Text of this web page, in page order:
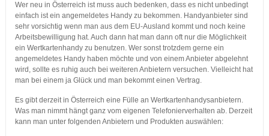
Wer neu in Österreich ist muss auch bedenken, dass es nicht unbedingt
einfach ist ein angemeldetes Handy zu bekommen. Handyanbieter sind
sehr vorsichtig wenn man aus dem EU-Ausland kommt und noch keine
Arbeitsbewilligung hat. Auch dann hat man dann oft nur die Möglichkeit
ein Wertkartenhandy zu benutzen. Wer sonst trotzdem gerne ein
angemeldetes Handy haben möchte und von einem Anbieter abgelehnt
wird, sollte es ruhig auch bei weiteren Anbietern versuchen. Vielleicht hat
man bei einem ja Glück und man bekommt einen Vertrag.
Es gibt derzeit in Österreich eine Fülle an Wertkartenhandysanbietern.
Was man nimmt hängt ganz vom eigenen Telefonierverhalten ab. Derzeit
kann man unter folgenden Anbietern und Produkten auswählen: